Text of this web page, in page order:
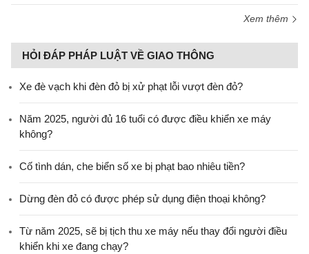
Xem thêm
HỎI ĐÁP PHÁP LUẬT VỀ GIAO THÔNG
Xe đè vạch khi đèn đỏ bị xử phạt lỗi vượt đèn đỏ?
Năm 2025, người đủ 16 tuổi có được điều khiển xe máy
không?
Cố tình dán, che biển số xe bị phạt bao nhiêu tiền?
Dừng đèn đỏ có được phép sử dụng điện thoại không?
Từ năm 2025, sẽ bị tịch thu xe máy nếu thay đổi người điều
khiển khi xe đang chạy?